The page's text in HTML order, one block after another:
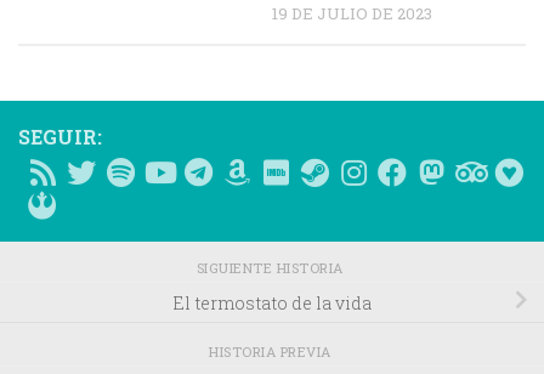
19 DE JULIO DE 2023
SEGUIR:
SIGUIENTE HISTORIA
El termostato de la vida
HISTORIA PREVIA